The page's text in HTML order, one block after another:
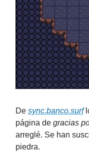
De sync.banco.surf
página de gracias
arreglé. Se han
piedra.